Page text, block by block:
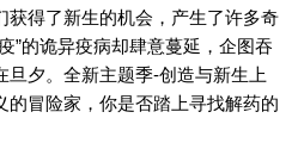
获得了新生的机会，产生了许多奇
”的诡异疫病却肆意蔓延，企图吞
夕。全新主题季-创造与新生上
的冒险家，你是否踏上寻找解药的